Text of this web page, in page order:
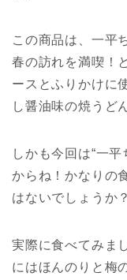
この商品は、一平
春の訪れを満喫！
ースとふりかけに
し醤油味の焼うど
しかも今回は“一
からね！かなりの
はないでしょうか？
実際に食べてみま
にはほんのりと梅